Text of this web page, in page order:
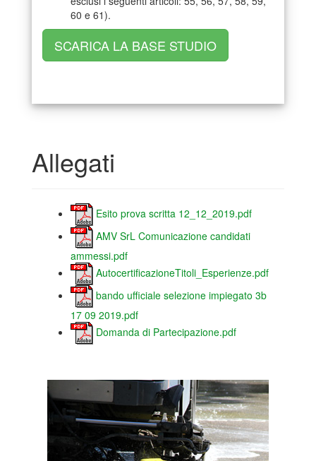
60 e 61).
SCARICA LA BASE STUDIO
Allegati
Esito prova scritta 12_12_2019.pdf
AMV SrL Comunicazione candidati
ammessi.pdf
AutocertificazioneTitoli_Esperienze.pdf
bando ufficiale selezione impiegato 3b
17 09 2019.pdf
Domanda di Partecipazione.pdf